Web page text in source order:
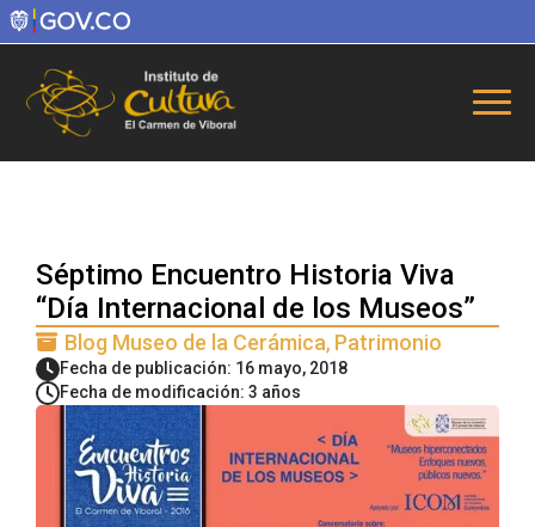
Séptimo Encuentro Historia Viva
“Día Internacional de los Museos”
Blog Museo de la Cerámica Patrimonio
Fecha de publicación: 16 mayo, 2018
Fecha de modificación: 3 años